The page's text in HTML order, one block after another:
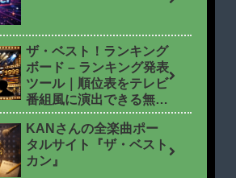
ザ・ベスト！ランキング
ボード – ランキング発表
ツール｜順位表をテレビ
番組風に演出できる無料
ツール
KANさんの全楽曲ポー
タルサイト『ザ・ベスト
カン』